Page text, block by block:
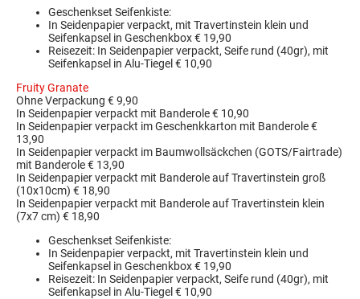
Geschenkset Seifenkiste:
In Seidenpapier verpackt, mit Travertinstein klein und
Seifenkapsel in Geschenkbox € 19,90
Reisezeit: In Seidenpapier verpackt, Seife rund (40gr), mit
Seifenkapsel in Alu-Tiegel € 10,90
Fruity Granate
Ohne Verpackung € 9,90
In Seidenpapier verpackt mit Banderole € 10,90
In Seidenpapier verpackt im Geschenkkarton mit Banderole €
13,90
In Seidenpapier verpackt im Baumwollsäckchen (GOTS/Fairtrade)
mit Banderole € 13,90
In Seidenpapier verpackt mit Banderole auf Travertinstein groß
(10x10cm) € 18,90
In Seidenpapier verpackt mit Banderole auf Travertinstein klein
(7x7 cm) € 18,90
Geschenkset Seifenkiste:
In Seidenpapier verpackt, mit Travertinstein klein und
Seifenkapsel in Geschenkbox € 19,90
Reisezeit: In Seidenpapier verpackt, Seife rund (40gr), mit
Seifenkapsel in Alu-Tiegel € 10,90